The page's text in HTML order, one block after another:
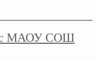
МАОУ СОШ